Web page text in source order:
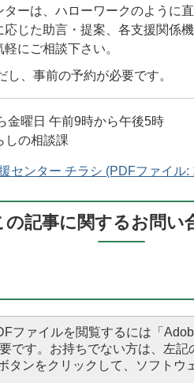
ーは、ハローワークのように
応じた助言・提案、各支援関係
にご相談下さい。
、事前の予約が必要です。
金曜日 午前9時から午後5時
しの相談課
センター チラシ (PDFファイル:
の記事に関するお問い
ファイルを閲覧するには「
です。お持ちでない方は、左
タンをクリックして、ソフトウ